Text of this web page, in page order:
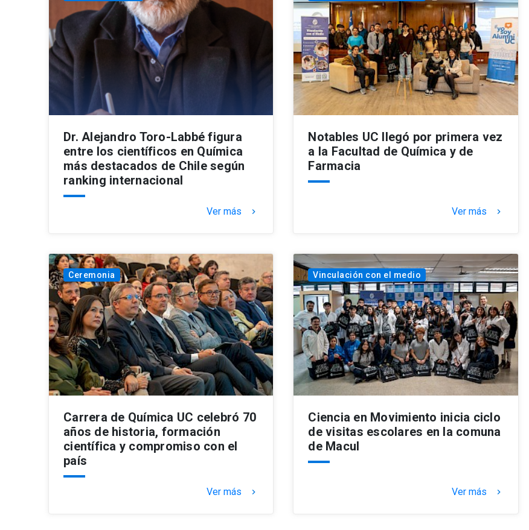
Dr. Alejandro Toro-Labbé figura
entre los científicos en Química
más destacados de Chile según
ranking internacional
Ver más keyboard_arrow_right
Notables UC llegó por primera vez
a la Facultad de Química y de
Farmacia
Ver más keyboard_arrow_right
Ceremonia
Carrera de Química UC celebró 70
años de historia, formación
científica y compromiso con el
país
Ver más keyboard_arrow_right
Vinculación con el medio
Ciencia en Movimiento inicia ciclo
de visitas escolares en la comuna
de Macul
Ver más keyboard_arrow_right